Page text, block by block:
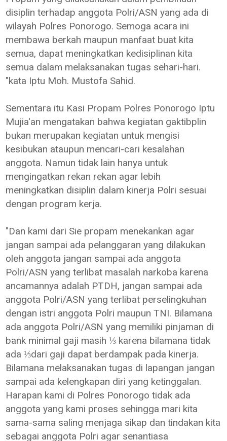
disiplin terhadap anggota Polri/ASN yang ada di
wilayah Polres Ponorogo. Semoga acara ini
membawa berkah maupun manfaat buat kita
semua, dapat meningkatkan kedisiplinan kita
semua dalam melaksanakan tugas sehari-hari.
"kata Iptu Moh. Mustofa Sahid.
Sementara itu Kasi Propam Polres Ponorogo Iptu
Mujia'an mengatakan bahwa kegiatan gaktibplin
bukan merupakan kegiatan untuk mengisi
kesibukan ataupun mencari-cari kesalahan
anggota. Namun tidak lain hanya untuk
mengingatkan rekan rekan agar lebih
meningkatkan disiplin dalam kinerja Polri sesuai
dengan program kerja.
"Dan kami dari Sie propam menekankan agar
jangan sampai ada pelanggaran yang dilakukan
oleh anggota jangan sampai ada anggota
Polri/ASN yang terlibat masalah narkoba karena
ancamannya adalah PTDH, jangan sampai ada
anggota Polri/ASN yang terlibat perselingkuhan
dengan istri anggota Polri maupun TNI. Bilamana
ada anggota Polri/ASN yang memiliki pinjaman di
bank minimal gaji masih ⅓ karena bilamana tidak
ada ⅓dari gaji dapat berdampak pada kinerja.
Bilamana melaksanakan tugas di lapangan jangan
sampai ada kelengkapan diri yang ketinggalan.
Harapan kami di Polres Ponorogo tidak ada
anggota yang kami proses sehingga mari kita
sama-sama saling menjaga sikap dan tindakan kita
sebagai anggota Polri agar senantiasa